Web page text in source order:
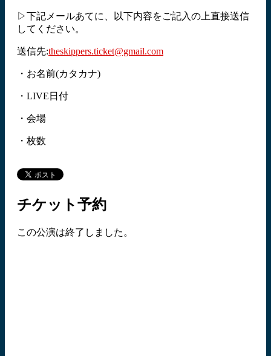
▷下記メールあてに、以下内容をご記入の上直接送信
してください。
送信先:theskippers.ticket@gmail.com
・お名前(カタカナ)
・LIVE日付
・会場
・枚数
チケット予約
この公演は終了しました。